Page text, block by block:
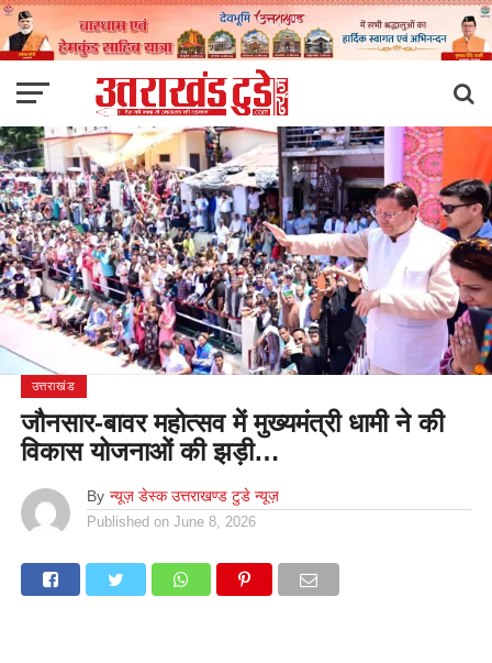
उत्तराखंड
जौनसार-बावर महोत्सव में मुख्यमंत्री धामी ने की
विकास योजनाओं की झड़ी…
By न्यूज़ डेस्क उत्तराखण्ड टुडे न्यूज़
Published on June 8, 2026